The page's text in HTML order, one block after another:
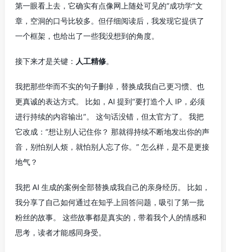
第一眼看上去，它确实有点像网上随处可见的“成功学”文
章，空洞的口号比较多。但仔细阅读后，我发现它提供了
一个框架，也给出了一些我没想到的角度。
接下来才是关键： 人工精修。
我把那些华而不实的句子删掉，替换成我自己更习惯、也
更真诚的表达方式。 比如，AI 提到“要打造个人 IP，必须
进行持续的内容输出”。 这句话没错，但太官方了。 我把
它改成：“想让别人记住你？ 那就得持续不断地发出你的声
音，别怕别人烦，就怕别人忘了你。” 怎么样，是不是更接
地气？
我把 AI 生成的案例全部替换成我自己的亲身经历。 比如，
我分享了自己如何通过在知乎上回答问题，吸引了第一批
粉丝的故事。 这些故事都是真实的，带着我个人的情感和
思考，读者才能感同身受。